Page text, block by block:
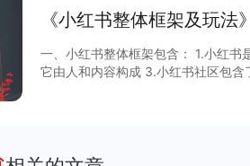
《小红书整体框架及玩法
一、小红书整体框架包含： 1.小红书是什么
它由人和内容构成 3.小红书社区包含了哪些人？商家+消费者+KOL/KOC 4.小红书的主要内容